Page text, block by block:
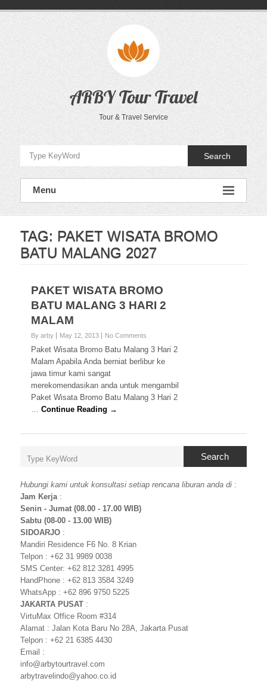
ARBY Tour Travel
Tour & Travel Service
Search
Menu
TAG: PAKET WISATA BROMO
BATU MALANG 2027
PAKET WISATA BROMO
BATU MALANG 3 HARI 2
MALAM
By arby May 12, 2013 No Comments
Paket Wisata Bromo Batu Malang 3 Hari 2
Malam Apabila Anda berniat berlibur ke
jawa timur kami sangat
merekomendasikan anda untuk mengambil
Paket Wisata Bromo Batu Malang 3 Hari 2
…Continue Reading →
Search
Hubungi kami untuk konsultasi setiap rencana liburan anda di :
Jam Kerja:
Senin - Jumat (08.00 - 17.00 WIB)
Sabtu (08-00 - 13.00 WIB)
SIDOARJO :
Mandiri Residence F6 No. 8 Krian
Telpon : +62 31 9989 0038
SMS Center: +62 812 3281 4995
HandPhone : +62 813 3584 3249
WhatsApp : +62 896 9750 5225
JAKARTA PUSAT :
VirtuMax Office Room #314
Alamat : Jalan Kota Baru No 28A, Jakarta Pusat
Telpon : +62 21 6385 4430
Email :
info@arbytourtravel.com
arbytravelindo@yahoo.co.id